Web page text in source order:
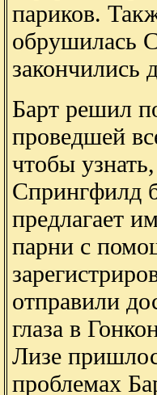
париков.
обрушилась
закончились
Барт решил
проведшей
чтобы
Спрингфилд
предлагает
парни с
отправили
глаза в
Лизе
проблемах